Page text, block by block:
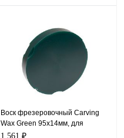
Воск фрезеровочный Carving
Wax Green 95х14мм, для
Zirkonzahn CAM/CAM
1 561 ₽